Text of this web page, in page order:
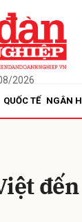
2026
QUỐC TẾ NGÂN
đến